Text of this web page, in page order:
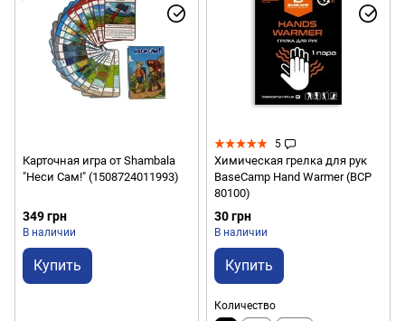
Карточная игра от Shambala
"Неси Сам!" (1508724011993)
349 грн
В наличии
Купить
5
Химическая грелка для рук
BaseCamp Hand Warmer (BCP
80100)
30 грн
В наличии
Купить
Количество